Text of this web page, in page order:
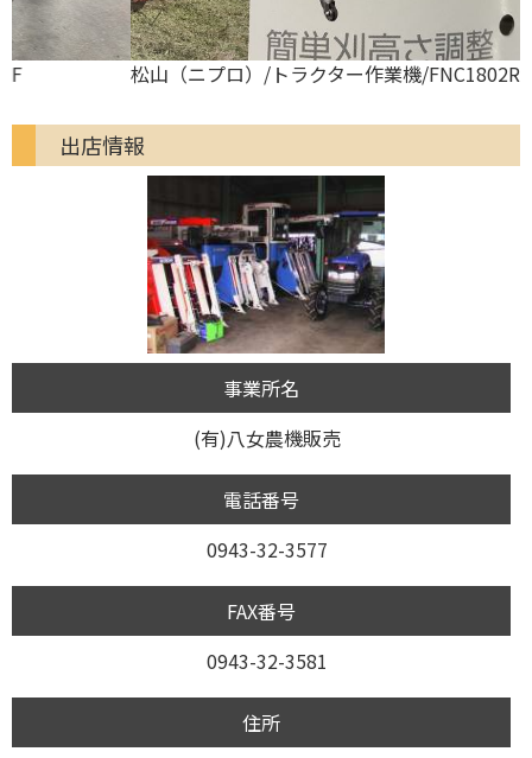
松山（ニプロ）/トラクター作業機/FNC1802RF
出店情報
事業所名
(有)八女農機販売
電話番号
0943-32-3577
FAX番号
0943-32-3581
住所